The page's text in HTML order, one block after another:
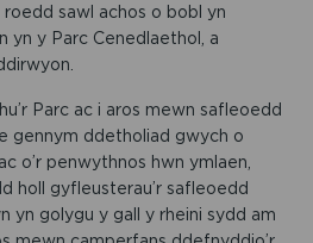
sawl achos o bobl yn
yn y Parc Cenedlaethol, a
Parc ac i aros mewn safleoedd
gennym ddetholiad gwych o
o’r penwythnos hwn ymlaen,
holl gyfleusterau’r safleoedd
yn golygu y gall y rheini sydd am